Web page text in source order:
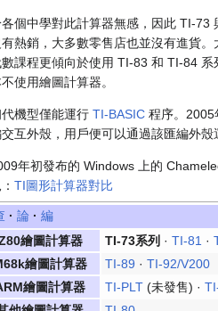
各個中學對此計算器無感，因此 TI-73
熱銷，大多數零售店也並沒有進貨。
課程更傾向於使用 TI-83 和 TI-84 系
使用繪圖計算器。
機型僅能運行 TI-BASIC 程序。2005
交互外殼，用戶便可以通過該匯編外殼
年初發布的 Windows 上的
TI圖形計算器對比
· 論 · 編
繪圖計算器 TI-73系列 · TI-81 ·
繪圖計算器
TI-89 · TI-92/V200
繪圖計算器
TI-PLT(未發售) ·